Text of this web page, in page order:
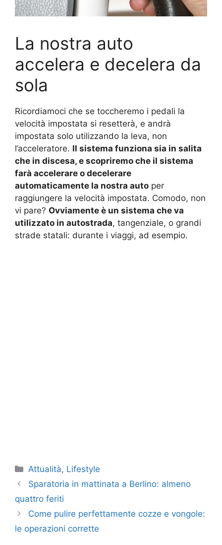
La nostra auto
accelera e decelera da
sola
Ricordiamoci che se toccheremo i pedali la
velocità impostata si resetterà, e andrà
impostata solo utilizzando la leva, non
l’acceleratore. Il sistema funziona sia in salita
che in discesa, e scopriremo che il sistema
farà accelerare o decelerare
automaticamente la nostra auto per
raggiungere la velocità impostata. Comodo, non
vi pare? Ovviamente è un sistema che va
utilizzato in autostrada, tangenziale, o grandi
strade statali: durante i viaggi, ad esempio.
Categorie
Attualità, Lifestyle
Sparatoria in mattinata a Berlino: almeno
quattro feriti
Come pulire perfettamente cozze e vongole:
le operazioni corrette